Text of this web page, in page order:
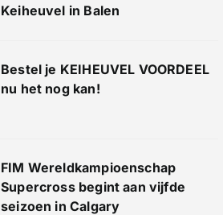
Keiheuvel in Balen
Bestel je KEIHEUVEL VOORDEEL
nu het nog kan!
FIM Wereldkampioenschap
Supercross begint aan vijfde
seizoen in Calgary